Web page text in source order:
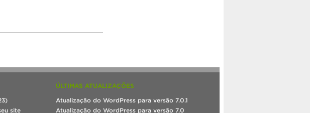
site
ÚLTIMAS ATUALIZAÇÕES
Atualização do WordPress para versão 7.0.1
Atualização do WordPress para versão 7.0